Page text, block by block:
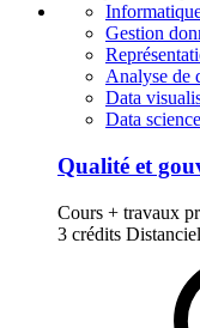
Gestion
Analyse de
Data
Data science
Qualité et
Cours + travaux
3 crédits Distanciel